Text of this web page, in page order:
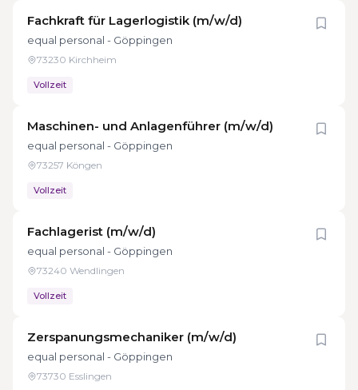
Fachkraft für Lagerlogistik (m/w/d)
equal personal - Göppingen
73230 Kirchheim
Vollzeit
Maschinen- und Anlagenführer (m/w/d)
equal personal - Göppingen
73257 Köngen
Vollzeit
Fachlagerist (m/w/d)
equal personal - Göppingen
73240 Wendlingen
Vollzeit
Zerspanungsmechaniker (m/w/d)
equal personal - Göppingen
73730 Esslingen